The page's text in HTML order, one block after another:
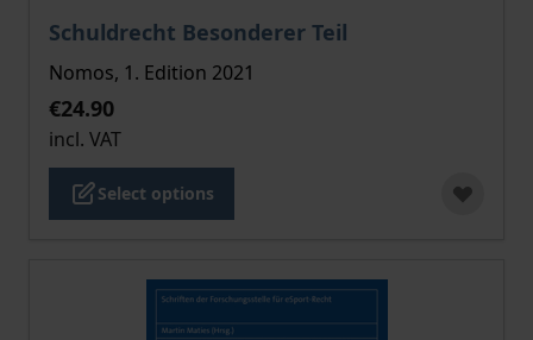
Schuldrecht Besonderer Teil
The price depends on the options chosen on the
Nomos, 1. Edition 2021
€24.90
incl. VAT
Select options